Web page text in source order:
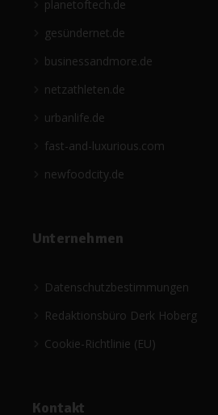
planetoftech.de
gesündernet.de
businessandmore.de
netzathleten.de
urbanlife.de
fast-and-luxurious.com
newfoodcity.de
Unternehmen
Datenschutzbestimmungen
Redaktionsbüro Derk Hoberg
Cookie-Richtlinie (EU)
Kontakt